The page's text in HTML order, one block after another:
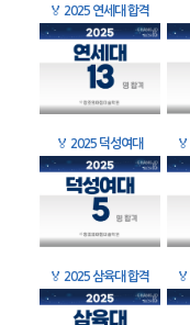
🏅 2025 연세대 합격
🏅 2025 덕성여대 🏅
🏅 2025 삼육대 합격 🏅